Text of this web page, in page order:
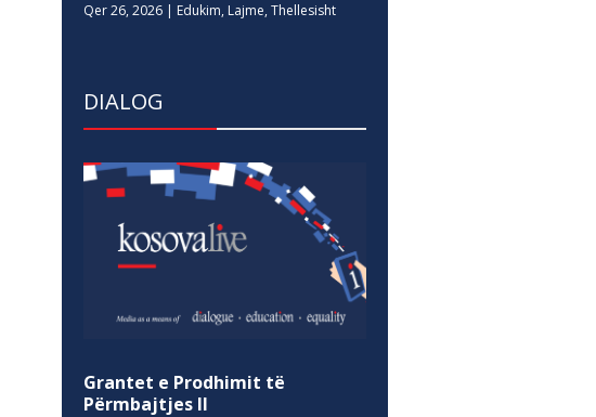
Qer 26, 2026 | Edukim, Lajme,Thellesisht
DIALOG
Grantet e Prodhimit të
Përmbajtjes II